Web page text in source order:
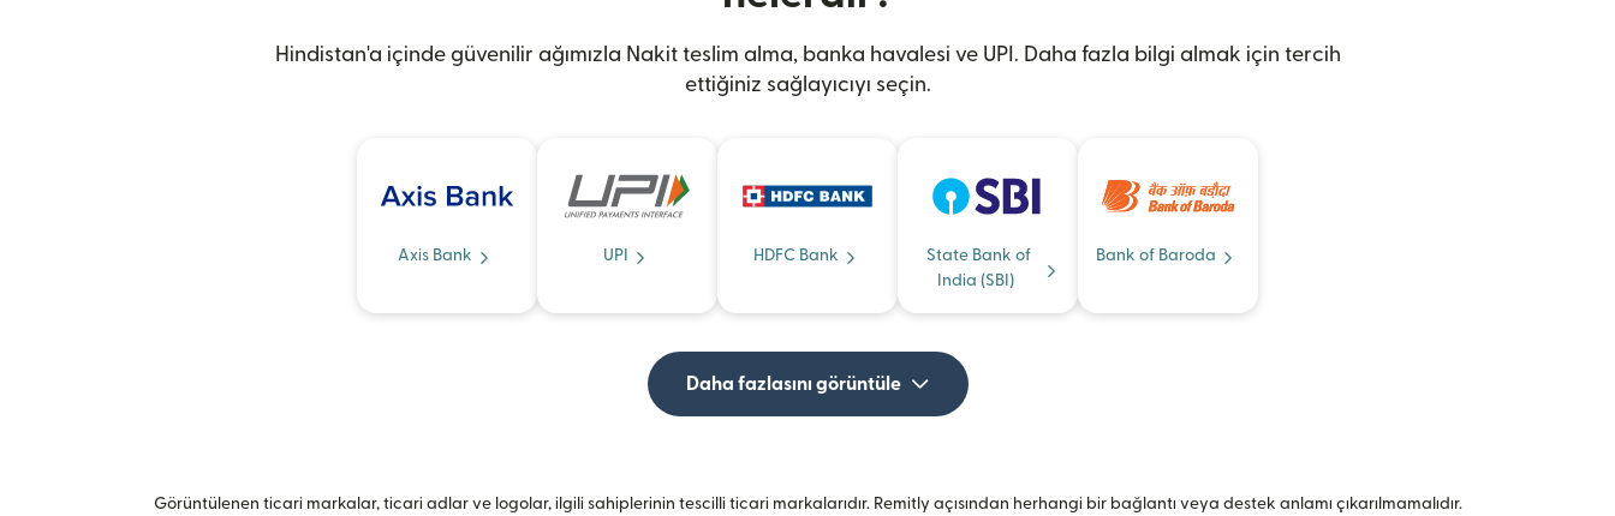
Hindistan'a içinde güvenilir ağımızla Nakit teslim alma, banka havalesi ve UPI. Daha fazla bilgi almak için tercih
ettiğiniz sağlayıcıyı seçin.
Axis Bank UPI HDFC Bank
State Bank of
India (SBI)
Bank of Baroda
Daha fazlasını görüntüle
Görüntülenen ticari markalar, ticari adlar ve logolar, ilgili sahiplerinin tescilli ticari markalarıdır. Remitly açısından herhangi bir bağlantı veya destek anlamı çıkarılmamalıdır.